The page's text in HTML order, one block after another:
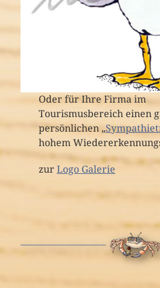
Oder für Ihre Firma im
Tourismusbereich einen
persönlichen „
hohem
zurLogo Galerie